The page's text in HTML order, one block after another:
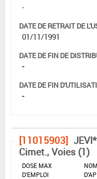
-
DATE DE RETRAIT DE
01/11/1991
DATE DE FIN DE
-
DATE DE FIN
-
[11015903]
Cimet., Voies (1)
DOSE MAX
D'EMPLOI